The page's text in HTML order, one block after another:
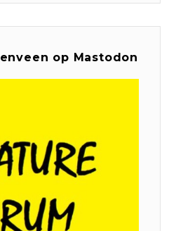
op Mastodon